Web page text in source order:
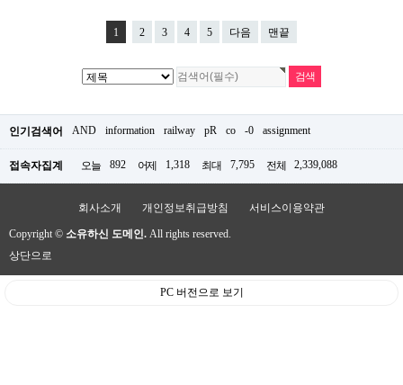
1 2 3 4 5 다음 맨끝
인기검색어 AND information railway pR co -0 assignment
접속자집계 오늘 892 어제 1,318 최대 7,795 전체 2,339,088
회사소개 개인정보취급방침 서비스이용약관
Copyright © 소유하신 도메인. All rights reserved.
상단으로
PC 버전으로 보기